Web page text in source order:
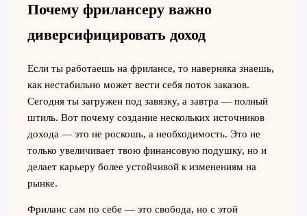
Почему фрилансеру важно
диверсифицировать доход
Если ты работаешь на фрилансе, то наверняка знаешь,
как нестабильно может вести себя поток заказов.
Сегодня ты загружен под завязку, а завтра — полный
штиль. Вот почему создание нескольких источников
дохода — это не роскошь, а необходимость. Это не
только увеличивает твою финансовую подушку, но и
делает карьеру более устойчивой к изменениям на
рынке.
Фриланс сам по себе — это свобода, но с этой